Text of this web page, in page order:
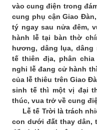
vào cung điện trong
cung phụ cận Giao
tý ngay sau nửa đêm,
hành lễ tại bàn thờ
hương, dâng lụa,
tế thiên địa, phân
nghi lễ đang cử hành
của lễ thiêu trên Giao
sinh tế thì một vị đại
thúc, vua trở về cung
Lễ tế Trời là trách
con dưới đất thay dân,